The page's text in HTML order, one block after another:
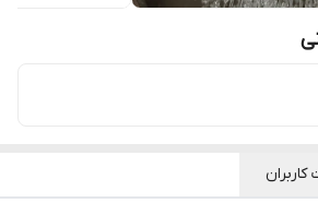
کاربران